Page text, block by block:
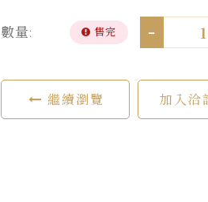
數量: 售完 -
繼續瀏覽 加入洽